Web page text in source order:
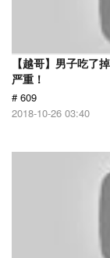
【越哥】男子吃了
严重！
# 609
2018-10-26 03:40